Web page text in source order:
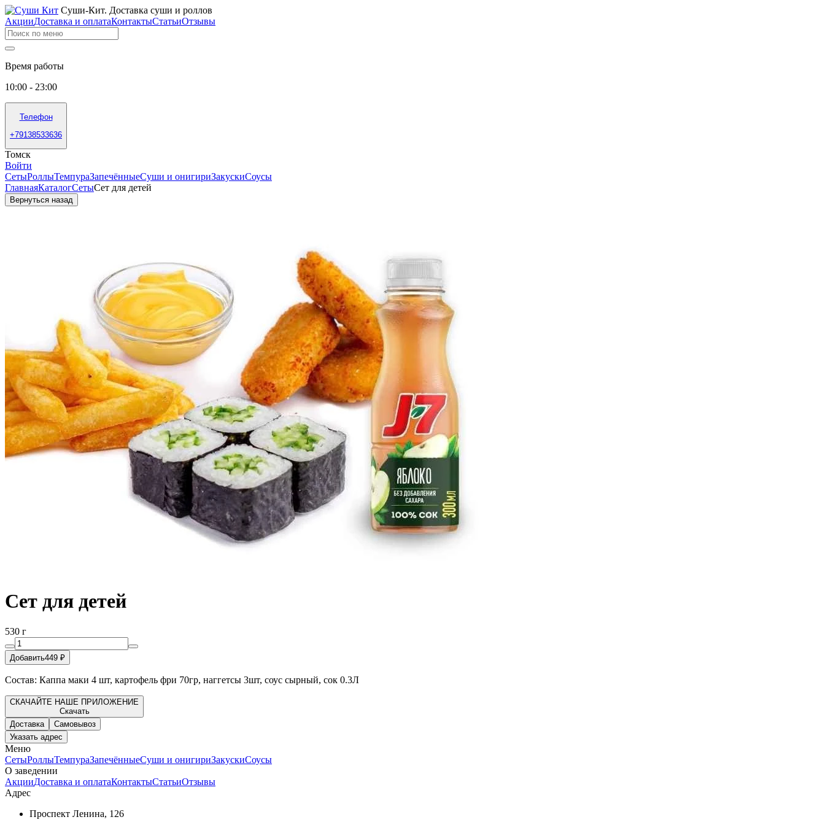
Суши-Кит. Доставка суши и роллов
АкцииДоставка и оплатаКонтактыСтатьиОтзывы
Время работы
10:00 - 23:00
Телефон
+79138533636
Томск
Войти
СетыРоллыТемпураЗапечённыеСуши и онигириЗакускиСоусы
ГлавнаяКаталогСетыСет для детей
Вернуться назад
Сет для детей
530 г
Добавить449 ₽
Cостав: Каппа маки 4 шт, картофель фри 70гр, наггетсы 3шт, соус сырный, сок 0.3Л
СКАЧАЙТЕ НАШЕ ПРИЛОЖЕНИЕ
Скачать
Доставка
Самовывоз
Указать адрес
Меню
СетыРоллыТемпураЗапечённыеСуши и онигириЗакускиСоусы
О заведении
АкцииДоставка и оплатаКонтактыСтатьиОтзывы
Адрес
Проспект Ленина, 126